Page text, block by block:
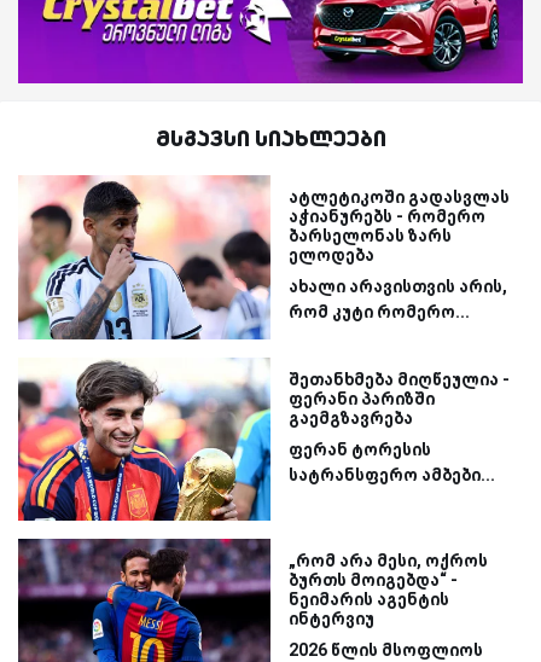
მსგავსი სიახლეები
ატლეტიკოში გადასვლას
აჭიანურებს - რომერო
ბარსელონას ზარს
ელოდება
ახალი არავისთვის არის,
რომ კუტი რომერო...
შეთანხმება მიღწეულია -
ფერანი პარიზში
გაემგზავრება
ფერან ტორესის
სატრანსფერო ამბები...
„რომ არა მესი, ოქროს
ბურთს მოიგებდა“ -
ნეიმარის აგენტის
ინტერვიუ
2026 წლის მსოფლიოს